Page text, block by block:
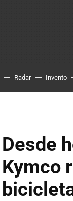
Radar Invento
Desde
Kymco